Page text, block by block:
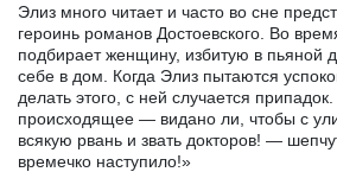
Элиз много читает и часто во сне
героинь романов Достоевского. Во
подбирает женщину, избитую в пьяной
себе в дом. Когда Элиз пытаются
делать этого, с ней случается
происходящее — видано ли, чтобы с
всякую рвань и звать докторов! —
времечко наступило!»